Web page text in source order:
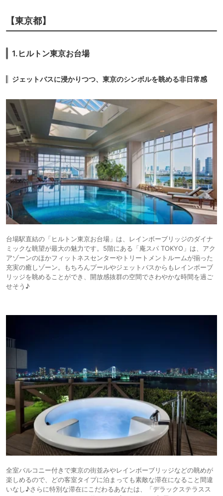
12. MALIBU HOTEL icotto
テル
13.
箱根リトリート
アム
icotto 楽天トラベル
【東京都】
1.ヒルトン東京お台場
ジェットバスに浸かりつつ、東京のシンボルを眺める非日常感
台場駅直結の「ヒルトン東京お台場」は、レインボーブリッジのダイナ
ミックな眺望が最大の魅力です。5階にある「庵スパ TOKYO」は、アク
アゾーンのほかフィットネスセンターやトリートメントルームが揃った
充実の癒しゾーン。もちろんプールやジェットバスからもレインボーブ
リッジを眺めることができ、開放感抜群の空間でさわやかな時間を過ご
せそう♪
全室バルコニー付きで東京の街並みやレインボーブリッジなどの眺めが
楽しめるので、どの客室タイプに泊まっても素敵な滞在になること間違
いなし♪さらに特別な滞在にこだわるあなたは、「デラックステラスス